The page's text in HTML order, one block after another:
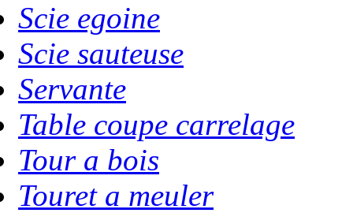
Scie egoine
Scie sauteuse
Servante
Table coupe carrelage
Tour a bois
Touret a meuler